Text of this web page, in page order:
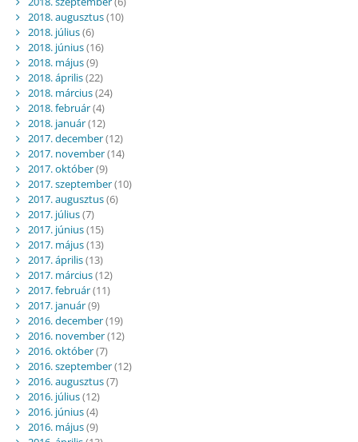
2018. augusztus(10)
2018. július(6)
2018. június(16)
2018. május(9)
2018. április(22)
2018. március(24)
2018. február(4)
2018. január(12)
2017. december(12)
2017. november(14)
2017. október(9)
2017. szeptember(10)
2017. augusztus(6)
2017. július(7)
2017. június(15)
2017. május(13)
2017. április(13)
2017. március(12)
2017. február(11)
2017. január(9)
2016. december(19)
2016. november(12)
2016. október(7)
2016. szeptember(12)
2016. augusztus(7)
2016. július(12)
2016. június(4)
2016. május(9)